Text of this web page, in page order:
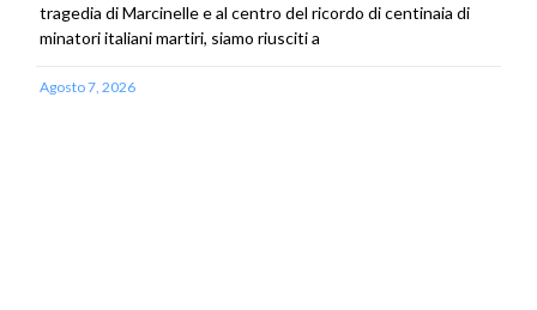
tragedia di Marcinelle e al centro del ricordo di centinaia di
minatori italiani martiri, siamo riusciti a
Agosto 7, 2026